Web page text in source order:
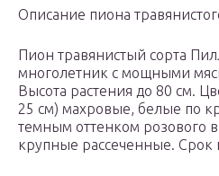
Описание пиона
Пион травянистый сорта
многолетник с мощными
Высота растения до 80 см.
25 см) махровые, белые по
темным оттенком розового
крупные рассеченные. Срок